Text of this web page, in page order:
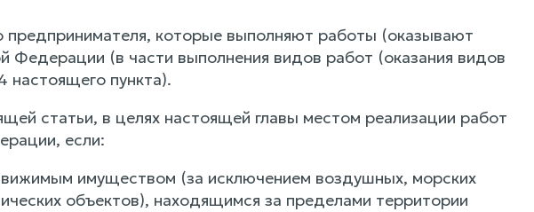
предпринимателя, которые выполняют работы (оказывают
Федерации (в части выполнения видов работ (оказания видов
настоящего пункта).
статьи, в целях настоящей главы местом реализации работ
если:
имуществом (за исключением воздушных, морских
объектов), находящимся за пределами территории